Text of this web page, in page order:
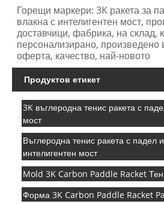
Горещи маркери: 3K ракета за
влакна с интелигентен мост,
доставчици, фабрика, на склад,
персонализирано, произведено
оферта, качество, най-новото
Продуктов етикет
3K въглеродна тенис ракета с
мост
Въглеродна тенис ракета с падел
интелигентен мост
Mold 3K Carbon Paddle Racket
Форма 3K Carbon Paddle Racket